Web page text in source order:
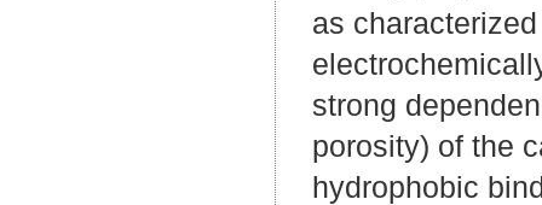
as
strong
porosity) of the
hydrophobic